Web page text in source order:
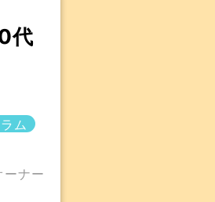
代
ム
ナー